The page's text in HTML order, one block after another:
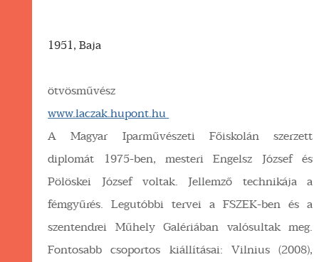
1951, Baja
ötvösművész
www.laczak.hupont.hu
A Magyar Iparművészeti Főiskolán szerzett
diplomát 1975-ben, mesteri Engelsz József és
Pölöskei József voltak. Jellemző technikája a
fémgyűrés. Legutóbbi tervei a FSZEK-ben és a
szentendrei Műhely Galériában valósultak meg.
Fontosabb csoportos kiállításai: Vilnius (2008),